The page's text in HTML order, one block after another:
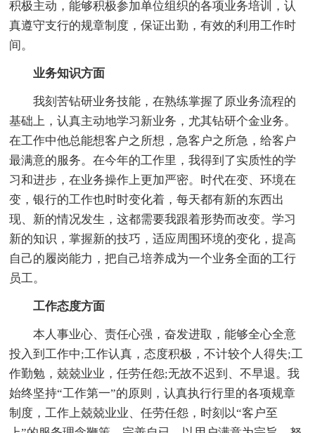
积极主动，能够积极参加单位组织的各项业务培训，认
真遵守支行的规章制度，保证出勤，有效的利用工作时
间。
业务知识方面
我刻苦钻研业务技能，在熟练掌握了原业务流程的
基础上，认真主动地学习新业务，尤其钻研个金业务。
在工作中他总能想客户之所想，急客户之所急，给客户
最满意的服务。在今年的工作里，我得到了实质性的学
习和进步，在业务操作上更加严密。时代在变、环境在
变，银行的工作也时时变化着，每天都有新的东西出
现、新的情况发生，这都需要我跟着形势而改变。学习
新的知识，掌握新的技巧，适应周围环境的变化，提高
自己的履岗能力，把自己培养成为一个业务全面的工行
员工。
工作态度方面
本人事业心、责任心强，奋发进取，能够全心全意
投入到工作中;工作认真，态度积极，不计较个人得失;工
作勤勉，兢兢业业，任劳任怨;无故不迟到、不早退。我
始终坚持“工作第一”的原则，认真执行行里的各项规章
制度，工作上兢兢业业、任劳任怨，时刻以“客户至